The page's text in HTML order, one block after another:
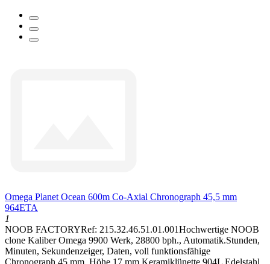
Omega Planet Ocean 600m Co-Axial Chronograph 45,5 mm
964ETA
1
NOOB FACTORYRef: 215.32.46.51.01.001Hochwertige NOOB
clone Kaliber Omega 9900 Werk, 28800 bph., Automatik.Stunden,
Minuten, Sekundenzeiger, Daten, voll funktionsfähige
Chronograph.45 mm, Höhe 17 mm.Keramiklünette 904L Edelstahl